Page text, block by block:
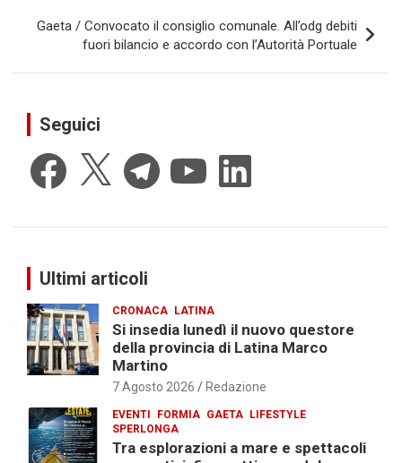
Gaeta / Convocato il consiglio comunale. All’odg debiti
fuori bilancio e accordo con l’Autorità Portuale
Seguici
Facebook Telegram YouTube LinkedIn
Ultimi articoli
CRONACA LATINA
Si insedia lunedì il nuovo questore
della provincia di Latina Marco
Martino
7 Agosto 2026 Redazione
EVENTI FORMIA GAETA LIFESTYLE
SPERLONGA
Tra esplorazioni a mare e spettacoli